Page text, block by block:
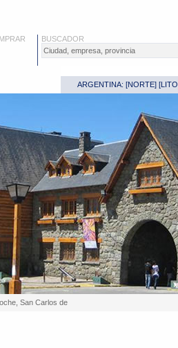
BUSCADOR
ARGENTINA: [NORTE] [
San Carlos de